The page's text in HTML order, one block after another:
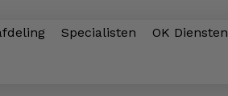
Specialisten OK Diensten